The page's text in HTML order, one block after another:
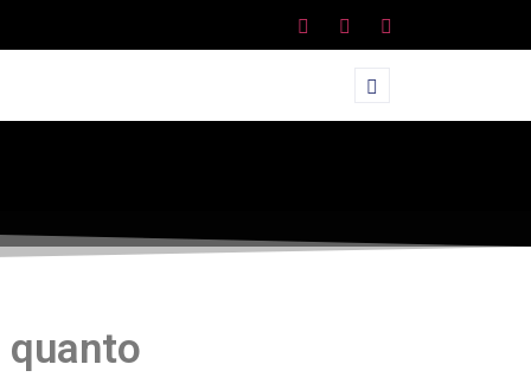
quanto